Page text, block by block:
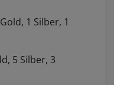
1 Silber, 1
5 Silber, 3